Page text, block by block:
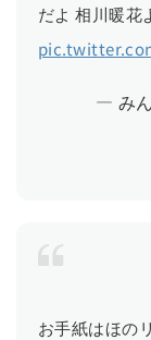
だよ 相川暖花
— み
お手紙はほの